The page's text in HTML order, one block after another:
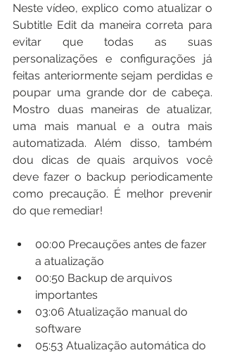
Neste vídeo, explico como atualizar o
Subtitle Edit da maneira correta para
evitar que todas as suas
personalizações e configurações já
feitas anteriormente sejam perdidas e
poupar uma grande dor de cabeça.
Mostro duas maneiras de atualizar,
uma mais manual e a outra mais
automatizada. Além disso, também
dou dicas de quais arquivos você
deve fazer o backup periodicamente
como precaução. É melhor prevenir
do que remediar!
00:00​ Precauções antes de fazer
a atualização
00:50​ Backup de arquivos
importantes
03:06​ Atualização manual do
software
05:53​ Atualização automática do